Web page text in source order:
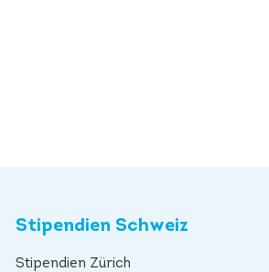
Stipendien Schweiz
Stipendien Zürich